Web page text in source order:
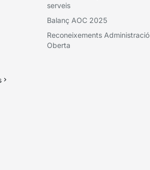
serveis
Balanç AOC 2025
Reconeixements Administració
Oberta